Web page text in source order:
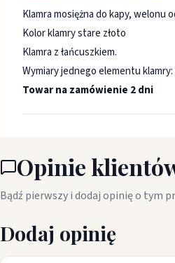
Klamra mosiężna do kapy, welonu
Kolor klamry stare złoto
Klamra z łańcuszkiem.
Wymiary jednego elementu klamry:
Towar na zamówienie 2 dni
Opinie
Bądź pierwszy i dodaj opinię o tym
Dodaj opinię